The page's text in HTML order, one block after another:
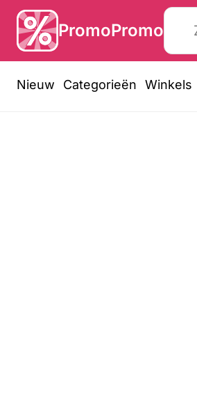
PromoPromo
Nieuw Categorieën Winkels